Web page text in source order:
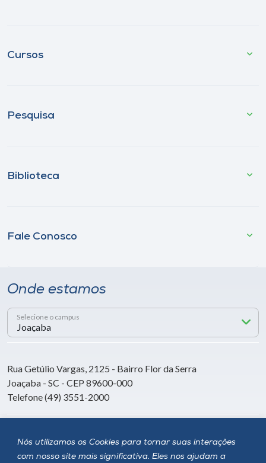
Nós utilizamos os Cookies para tornar suas interações
com nosso site mais significativa. Eles nos ajudam a
Cursos
Pesquisa
Biblioteca
Fale Conosco
Onde estamos
Selecione o campus
Rua Getúlio Vargas, 2125 - Bairro Flor da Serra
Joaçaba - SC - CEP 89600-000
Telefone (49) 3551-2000
Siga a Unoesc